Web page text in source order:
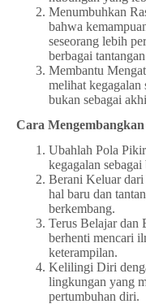
Menumbuhkan
bahwa
seseorang lebih
berbagai
Membantu
melihat kegagalan
bukan sebagai
Cara
Ubahlah Pola
kegagalan
Berani Keluar
hal baru dan
berkembang.
Terus Belajar dan
berhenti mencari
keterampilan.
Kelilingi Diri
lingkungan yang
pertumbuhan diri.